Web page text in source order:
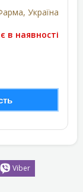
Україна
в наявності
Viber